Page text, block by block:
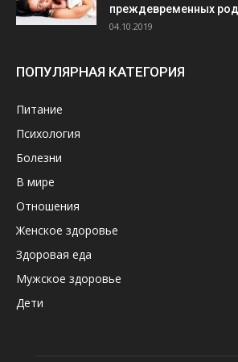
преждевременных
04.10.2019
ПОПУЛЯРНАЯ КАТЕГОРИЯ
Питание
Психология
Болезни
В мире
Отношения
Женское здоровье
Здоровая еда
Мужское здоровье
Дети